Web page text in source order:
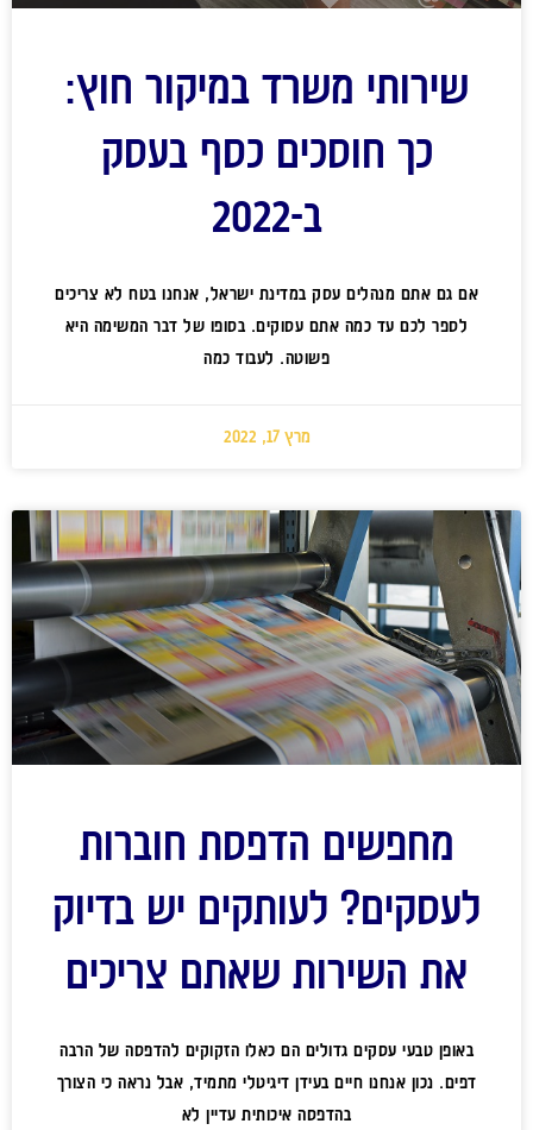
שירותי משרד במיקור חוץ:
כך חוסכים כסף בעסק
ב-2022
אם גם אתם מנהלים עסק במדינת ישראל, אנחנו בטח לא צריכים
לספר לכם עד כמה אתם עסוקים. בסופו של דבר המשימה היא
פשוטה. לעבוד כמה
מרץ 17, 2022
מחפשים הדפסת חוברות
לעסקים? לעותקים יש בדיוק
את השירות שאתם צריכים
באופן טבעי עסקים גדולים הם כאלו הזקוקים להדפסה של הרבה
דפים. נכון אנחנו חיים בעידן דיגיטלי מתמיד, אבל נראה כי הצורך
בהדפסה איכותית עדיין לא